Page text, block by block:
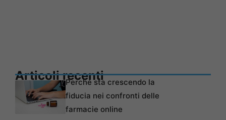
Articoli recentiPerché sta crescendo la
fiducia nei confronti delle
farmacie online